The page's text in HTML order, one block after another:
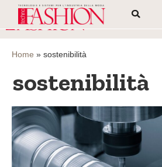
Home » sostenibilità
sostenibilità